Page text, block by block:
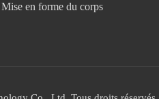
Mise en forme du corps